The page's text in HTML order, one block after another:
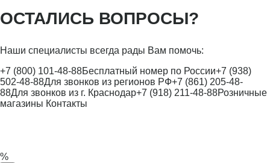
ОСТАЛИСЬ ВОПРОСЫ?
Наши специалисты всегда рады Вам помочь:
+7 (800) 101-48-88Бесплатный номер по России+7 (938)
502-48-88Для звонков из регионов РФ+7 (861) 205-48-
88Для звонков из г. Краснодар+7 (918) 211-48-88Розничные
магазины Контакты
%